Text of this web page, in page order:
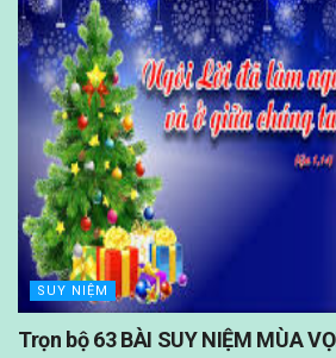
SUY NIỆM
Trọn bộ 63 BÀI SUY NIỆM MÙA